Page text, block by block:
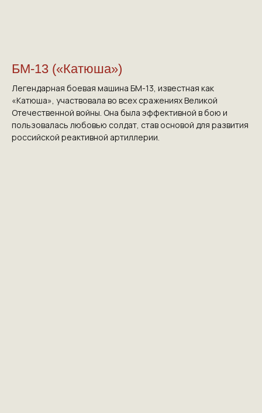
БМ-13 («Катюша»)
Легендарная боевая машина БМ-13, известная как
«Катюша», участвовала во всех сражениях Великой
Отечественной войны. Она была эффективной в бою и
пользовалась любовью солдат, став основой для развития
российской реактивной артиллерии.